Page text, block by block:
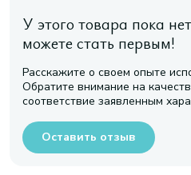
У этого товара пока
можете стать первым!
Расскажите о своем опыте
Обратите внимание на
соответствие заявленным
Оставить отзыв